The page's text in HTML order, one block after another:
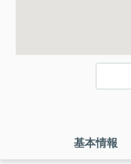
基本情報